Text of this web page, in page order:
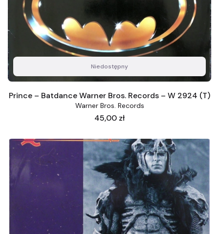
Niedostępny
Prince ‎– Batdance Warner Bros. Records ‎– W 2924 (T)
Warner Bros. Records
Cena
45,00 zł